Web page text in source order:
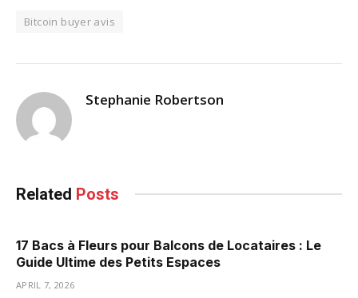
Bitcoin buyer avis
Stephanie Robertson
Related Posts
17 Bacs à Fleurs pour Balcons de Locataires : Le
Guide Ultime des Petits Espaces
APRIL 7, 2026